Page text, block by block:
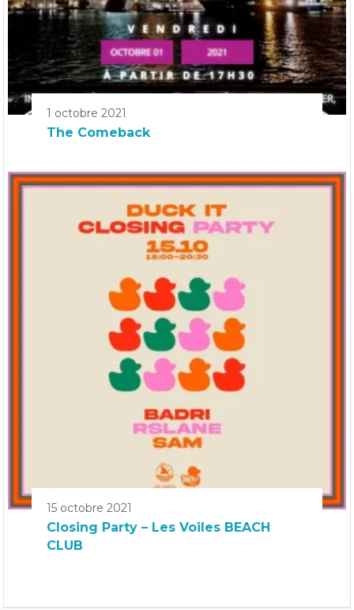
1 octobre 2021
The Comeback
15 octobre 2021
Closing Party – Les Voiles BEACH
CLUB